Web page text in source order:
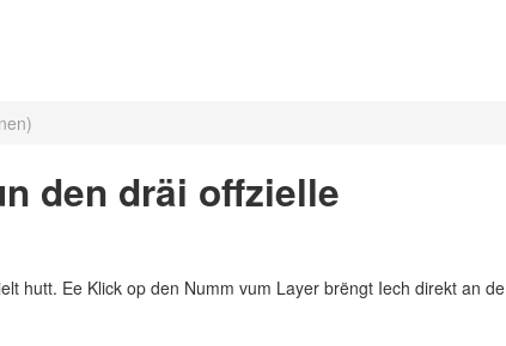
den dräi offzielle
hutt. Ee Klick op den Numm vum Layer brëngt Iech direkt an de